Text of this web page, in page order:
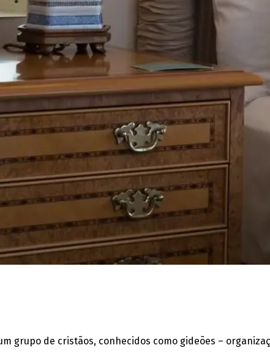
grupo de cristãos, conhecidos como gideões –